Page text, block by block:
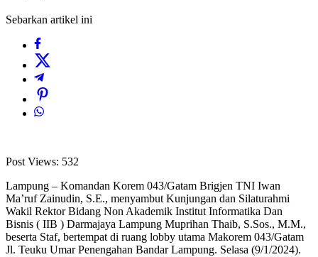
Sebarkan artikel ini
Post Views: 532
Lampung – Komandan Korem 043/Gatam Brigjen TNI Iwan
Ma’ruf Zainudin, S.E., menyambut Kunjungan dan Silaturahmi
Wakil Rektor Bidang Non Akademik Institut Informatika Dan
Bisnis ( IIB ) Darmajaya Lampung Muprihan Thaib, S.Sos., M.M.,
beserta Staf, bertempat di ruang lobby utama Makorem 043/Gatam
Jl. Teuku Umar Penengahan Bandar Lampung. Selasa (9/1/2024).